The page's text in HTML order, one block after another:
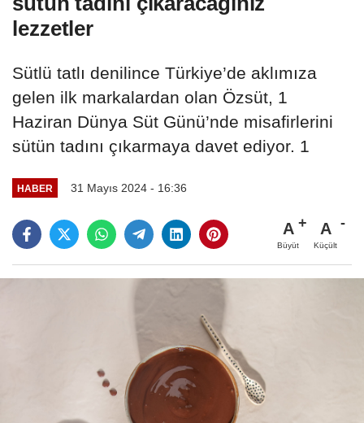
lezzetler
Sütlü tatlı denilince Türkiye’de aklımıza
gelen ilk markalardan olan Özsüt, 1
Haziran Dünya Süt Günü’nde misafirlerini
sütün tadını çıkarmaya davet ediyor. 1
HABER 31 Mayıs 2024 - 16:36
A
Büyüt
A
Küçült